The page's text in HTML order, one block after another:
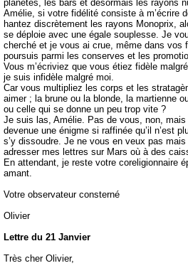
planètes, les bars et désormais les rayons
Amélie, si votre fidélité consiste à m’écrire
hantez discrètement les rayons Monoprix,
se déploie avec une égale souplesse. Je
cherché et je vous ai crue, même dans vos
poursuis parmi les conserves et les
Vous m’écriviez que vous étiez fidèle
je suis infidèle malgré moi.
Car vous multipliez les corps et les
aimer ; la brune ou la blonde, la martienne
ou celle qui se donne un peu trop vite ?
Je suis las, Amélie. Pas de vous, non,
devenue une énigme si raffinée qu’il n’est
s’y dissoudre. Je ne vous en veux pas
adresser mes lettres sur Mars où à des
En attendant, je reste votre coreligionnaire
amant.
Votre observateur consterné
Olivier
Lettre du 21 Janvier
Très cher Olivier,